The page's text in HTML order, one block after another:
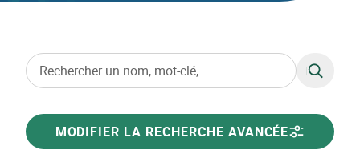
MODIFIER LA RECHERCHE AVANCÉE